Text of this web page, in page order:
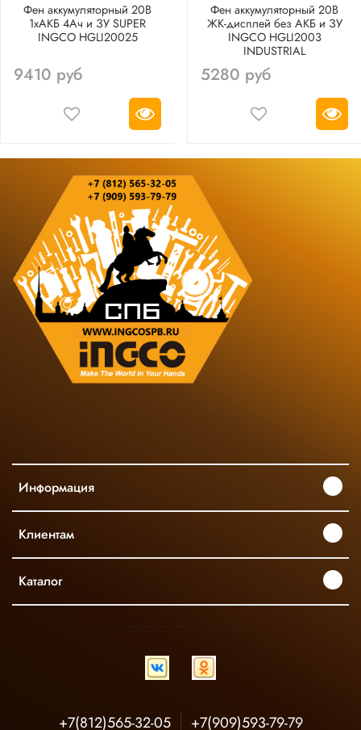
Фен аккумуляторный 20В
1хАКБ 4Ач и ЗУ SUPER
INGCO HGLI20025
9410 руб
Фен аккумуляторный 20В
ЖК-дисплей без АКБ и ЗУ
INGCO HGLI2003
INDUSTRIAL
5280 руб
Информация
Клиентам
Каталог
+7(812)565-32-05 +7(909)593-79-79